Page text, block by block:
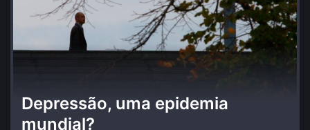
Depressão, uma epidemia
mundial?